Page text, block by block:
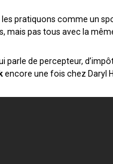
SOULles pratiquons comme un
mais pas tous avec la
parle de percepteur,
encore une fois chez Daryl